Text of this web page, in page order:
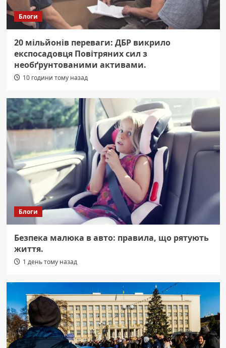
Блоги
20 мільйонів переваги: ДБР викрило
експосадовця Повітряних сил з
необґрунтованими активами.
10 години тому назад
Блоги
Безпека малюка в авто: правила, що рятують
життя.
1 день тому назад